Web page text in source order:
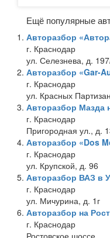
Ещё популярные
Авторазбор
г. Краснодар
ул. Селезнева, д.
Авторазбор «Gar-
г. Краснодар
ул. Красных
Авторазбор Мазда
г. Краснодар
Пригородная ул., д.
Авторазбор «Dos
г. Краснодар
ул. Крупской, д. 96
Авторазбор ВАЗ в
г. Краснодар
ул. Мичурина, д. 1г
Авторазбор на
г. Краснодар
Ростовское шоссе